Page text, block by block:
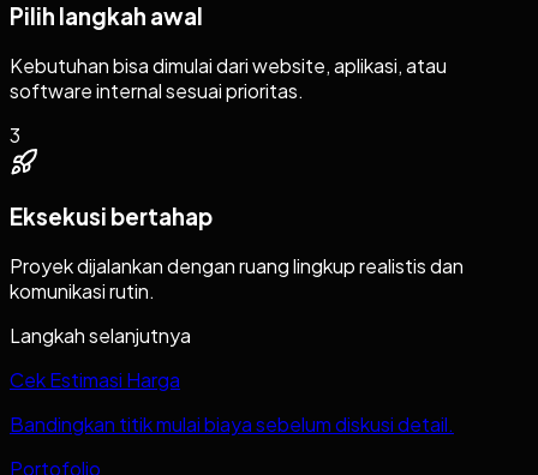
Pilih langkah awal
Kebutuhan bisa dimulai dari website, aplikasi, atau
software internal sesuai prioritas.
3
Eksekusi bertahap
Proyek dijalankan dengan ruang lingkup realistis dan
komunikasi rutin.
Langkah selanjutnya
Cek Estimasi Harga
Bandingkan titik mulai biaya sebelum diskusi detail.
Portofolio